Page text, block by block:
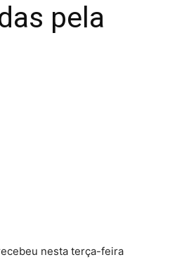
pela
nesta terça-feira